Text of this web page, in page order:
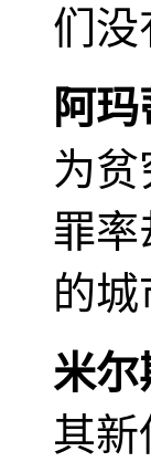
们没
阿玛
为
罪率
的城
米尔
其